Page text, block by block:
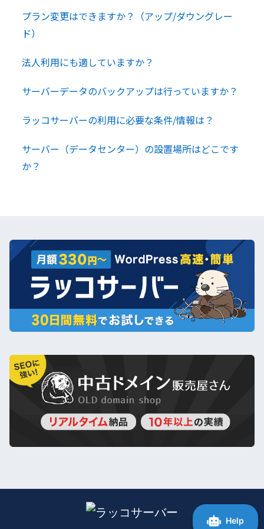
プラン変更はできますか？（アップ/ダウングレー
ド）
法人利用にも適していますか？
サーバーデータのバックアップは行っていますか？
ラッコサーバーの利用に必要な条件/情報は？
サーバー（データセンター）の設置場所はどこです
か？